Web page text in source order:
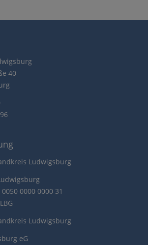
40
Ludwigsburg
0000 0000 31
Ludwigsburg
eG